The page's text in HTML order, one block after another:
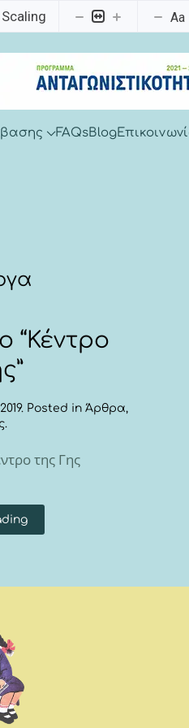
Scaling
Aa
FAQsBlog
“Κέντρο
. Posted inΆρθρα,
.
της Γης